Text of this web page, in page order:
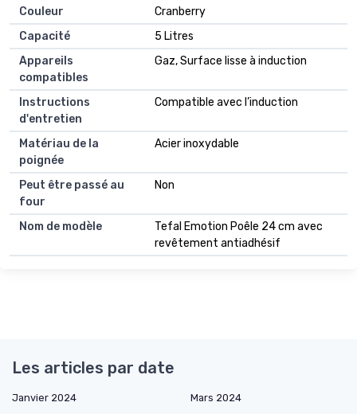
Couleur
Cranberry
Capacité
5 Litres
Appareils
compatibles
Gaz, Surface lisse à induction
Instructions
d'entretien
Compatible avec l’induction
Matériau de la
poignée
Acier inoxydable
Peut être passé au
four
Non
Nom de modèle
Tefal Emotion Poêle 24 cm avec
revêtement antiadhésif
Les articles par date
Janvier 2024
Mars 2024